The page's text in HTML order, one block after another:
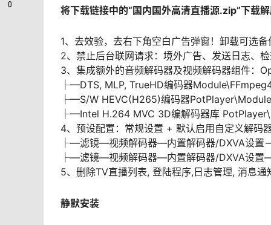
将下载链接中的“国内国外高清直播源.zip”下载
1、去效验，去右下角空白广告弹窗！卸载可选备
2、禁止后台联网请求：境外广告、发送日志、
3、集成额外的音频解码器及视频解码器组件：
├—DTS, MLP, TrueHD编码器
├—S/W HEVC(H265)编码器
├—Intel H.264 MVC 3D编解码器库
4、预设配置：常规设置 + 默认启用自定义解码
├—滤镜—视频解码器—内置解码器/DXVA设置
├—滤镜—视频解码器—内置解码器/DXVA设置
5、删除TV直播列表, 登陆程序,日志管理, 消息
静默安装
0